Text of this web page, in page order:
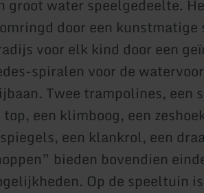
groot water speelgedeelte.
door een
voor elk kind door een
spiralen voor de
Twee trampolines, een
een klimboog, een
een klankrol, een
bieden bovendien
Op de speeltuin